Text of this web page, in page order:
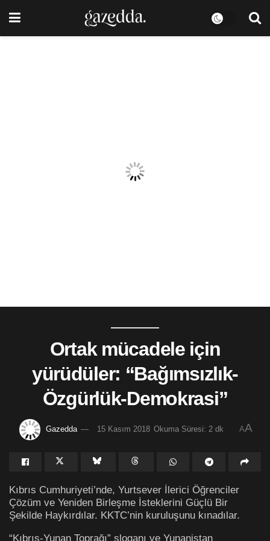
Ortak mücadele için
yürüdüler: “Bağımsızlık-
Özgürlük-Demokrasi”
Gazedda 15 Kasım 2018 Okuma Süresi: 2 dk AA
Kıbrıs Cumhuriyeti’nde, Yurtsever İlerici Öğrenciler
Çözüm ve Yeniden Birleşme İsteklerini Güçlü Bir
Şekilde Haykırdılar. KKTC’nin kuruluşunu kınadılar.
“Kıbrıs-Yunan Toprağı” sloganı ve Yunanistan